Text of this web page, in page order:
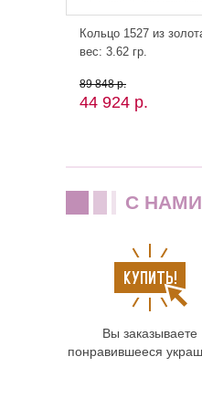
Кольцо 1527 из
вес: 3.62 гр.
89 848 р.
44 924 р.
C
Вы заказываете
понравившееся